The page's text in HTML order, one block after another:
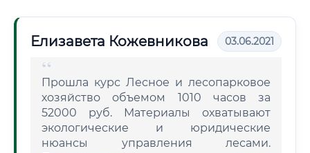
Елизавета Кожевникова 03.06.2021
Прошла курс Лесное и лесопарковое
хозяйство объемом 1010 часов за
52000 руб. Материалы охватывают
экологические и юридические
нюансы управления лесами.